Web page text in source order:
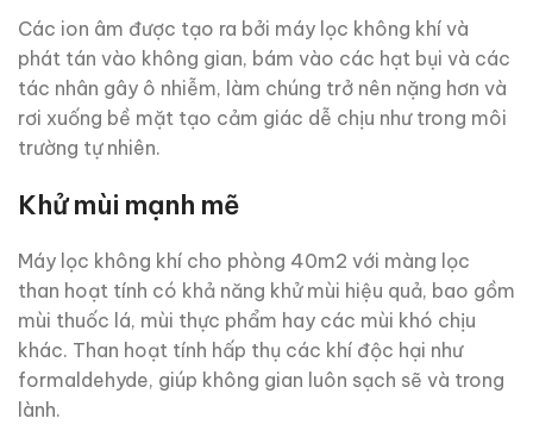
Các ion âm được tạo ra bởi máy lọc không khí và
phát tán vào không gian, bám vào các hạt bụi và các
tác nhân gây ô nhiễm, làm chúng trở nên nặng hơn và
rơi xuống bề mặt tạo cảm giác dễ chịu như trong môi
trường tự nhiên.
Khử mùi mạnh mẽ
Máy lọc không khí cho phòng 40m2 với màng lọc
than hoạt tính có khả năng khử mùi hiệu quả, bao gồm
mùi thuốc lá, mùi thực phẩm hay các mùi khó chịu
khác. Than hoạt tính hấp thụ các khí độc hại như
formaldehyde, giúp không gian luôn sạch sẽ và trong
lành.